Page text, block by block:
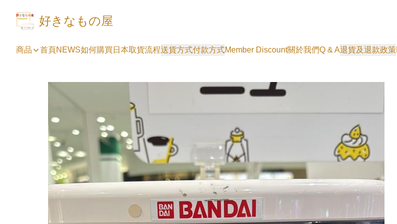
好きなもの屋
商品 首頁NEWS如何購買 日本取貨流程送貨方式付款方式Member Discount關於我們Q & A退貨及退款政策